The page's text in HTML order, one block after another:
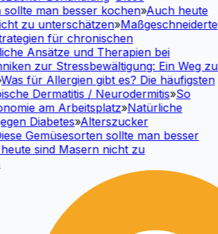
man besser kochen»Auch heute
zu unterschätzen»Maßgeschneiderte
für chronischen
Ansätze und Therapien bei
zur Stressbewältigung: Ein Weg zur
für Allergien gibt es? Die häufigsten
Dermatitis / Neurodermitis»So
am Arbeitsplatz»Natürliche
Diabetes»Alterszucker
Gemüsesorten sollte man besser
sind Masern nicht zu